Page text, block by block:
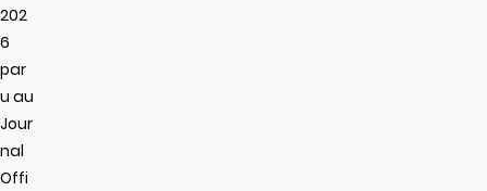
202
6
par
u au
Jour
nal
Offi